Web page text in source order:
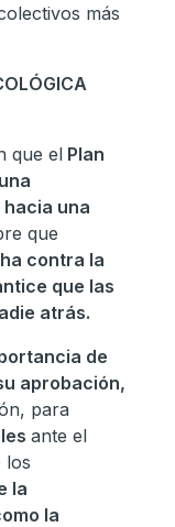
más
que el Plan
una
que
contra la
que las
atrás.
de
aprobación,
para
ante el
los
la
la